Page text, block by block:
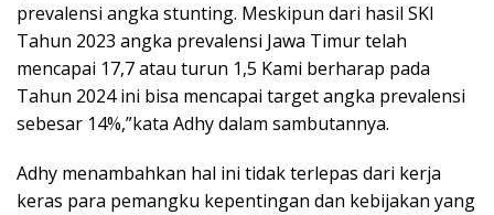
prevalensi angka stunting. Meskipun dari hasil SKI
Tahun 2023 angka prevalensi Jawa Timur telah
mencapai 17,7 atau turun 1,5 Kami berharap pada
Tahun 2024 ini bisa mencapai target angka prevalensi
sebesar 14%,”kata Adhy dalam sambutannya.
Adhy menambahkan hal ini tidak terlepas dari kerja
keras para pemangku kepentingan dan kebijakan yang